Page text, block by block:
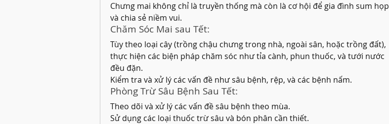
Chưng mai không chỉ là truyền thống mà còn là cơ hội để gia đình sum họp
và chia sẻ niềm vui.
Chăm Sóc Mai sau Tết:
Tùy theo loại cây (trồng chậu chưng trong nhà, ngoài sân, hoặc trồng đất),
thực hiện các biện pháp chăm sóc như tỉa cành, phun thuốc, và tưới nước
đều đặn.
Kiểm tra và xử lý các vấn đề như sâu bệnh, rệp, và các bệnh nấm.
Phòng Trừ Sâu Bệnh Sau Tết:
Theo dõi và xử lý các vấn đề sâu bệnh theo mùa.
Sử dụng các loại thuốc trừ sâu và bón phân cần thiết.